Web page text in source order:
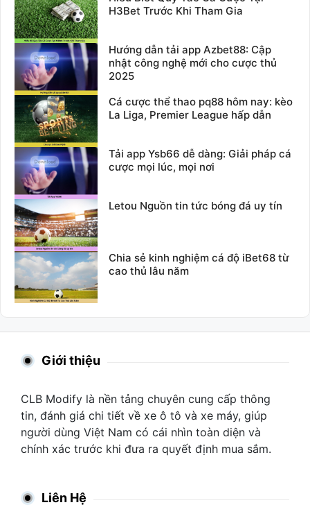
H3Bet Trước Khi Tham Gia
Hướng dẫn tải app Azbet88: Cập
nhật công nghệ mới cho cược thủ
2025
Cá cược thể thao pq88 hôm nay: kèo
La Liga, Premier League hấp dẫn
Tải app Ysb66 dễ dàng: Giải pháp cá
cược mọi lúc, mọi nơi
Letou Nguồn tin tức bóng đá uy tín
Chia sẻ kinh nghiệm cá độ iBet68 từ
cao thủ lâu năm
Giới thiệu
CLB Modify là nền tảng chuyên cung cấp thông
tin, đánh giá chi tiết về xe ô tô và xe máy, giúp
người dùng Việt Nam có cái nhìn toàn diện và
chính xác trước khi đưa ra quyết định mua sắm.
Liên Hệ